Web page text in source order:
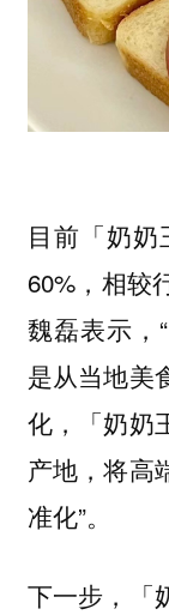
目前「奶
60%，相较
魏磊表示，
是从当地美
化，「奶奶
产地，将高
准化”。
下一步，「